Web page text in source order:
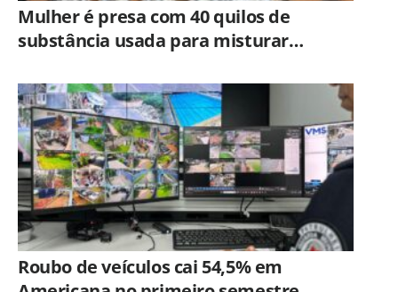
Mulher é presa com 40 quilos de
substância usada para misturar
Piracicaba
Roubo de veículos cai 54,5% em